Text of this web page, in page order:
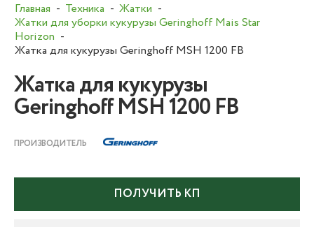
Главная Техника
Жатки
Жатки для уборки кукурузы Geringhoff Mais Star
Horizon
Жатка для кукурузы Geringhoff MSH 1200 FB
Жатка для кукурузы
Geringhoff MSH 1200 FB
ПРОИЗВОДИТЕЛЬ
ПОЛУЧИТЬ КП